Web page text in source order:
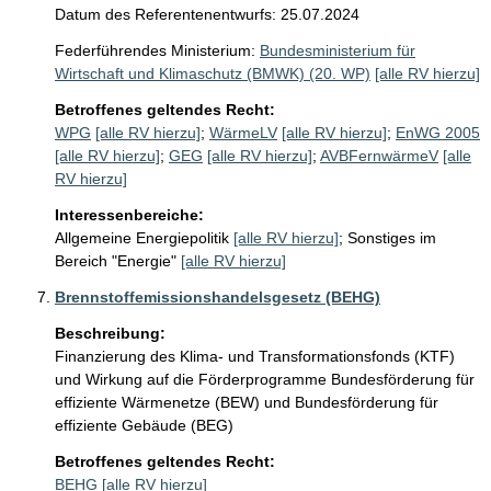
Datum des Referentenentwurfs: 25.07.2024
Federführendes Ministerium: Bundesministerium für
Wirtschaft und Klimaschutz (BMWK) (20. WP) [alle RV hierzu]
Betroffenes geltendes Recht:
WPG [alle RV hierzu]; WärmeLV [alle RV hierzu]; EnWG 2005
[alle RV hierzu]; GEG [alle RV hierzu]; AVBFernwärmeV [alle
RV hierzu]
Interessenbereiche:
Allgemeine Energiepolitik [alle RV hierzu]; Sonstiges im
Bereich "Energie" [alle RV hierzu]
Brennstoffemissionshandelsgesetz (BEHG)
Beschreibung:
Finanzierung des Klima- und Transformationsfonds (KTF)
und Wirkung auf die Förderprogramme Bundesförderung für
effiziente Wärmenetze (BEW) und Bundesförderung für
effiziente Gebäude (BEG)
Betroffenes geltendes Recht:
BEHG [alle RV hierzu]